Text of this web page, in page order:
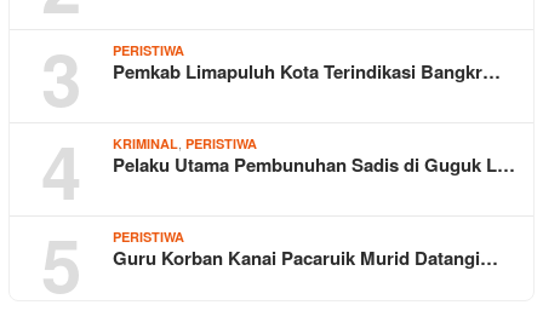
3 PERISTIWA
Pemkab Limapuluh Kota Terindikasi Bangkr…
4 KRIMINAL PERISTIWA
Pelaku Utama Pembunuhan Sadis di Guguk L…
5 PERISTIWA
Guru Korban Kanai Pacaruik Murid Datangi…